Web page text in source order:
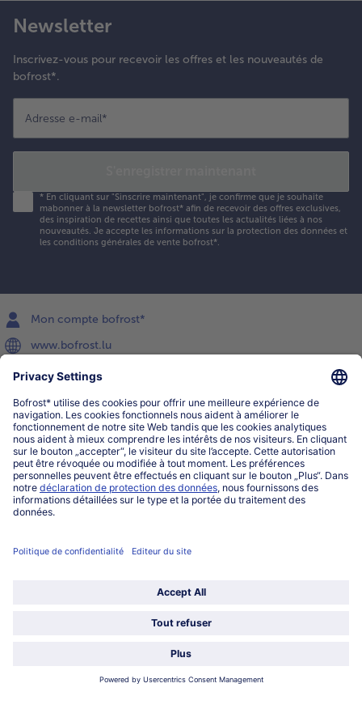
Newsletter
Inscrivez-vous pour recevoir les offres et les nouveautés de
bofrost*.
Adresse e-mail*
* En cliquant sur "Sinscrire maintenant", je confirme que je souhaite
mabonner à la newsletter bofrost* afin de recevoir des offres exclusives,
des inspiration de recettes ainsi que toutes les actualités liées à nos
nouveautés. Je accepte les informations sur la protection des données et
les conditions générales de vente bofrost*.
Mon compte bofrost*
www.bofrost.lu
service@bofrost.lu
027863232
Lu-ve : 8h-20h Sa : 10h-16h
Service
Qui sommes-nous?